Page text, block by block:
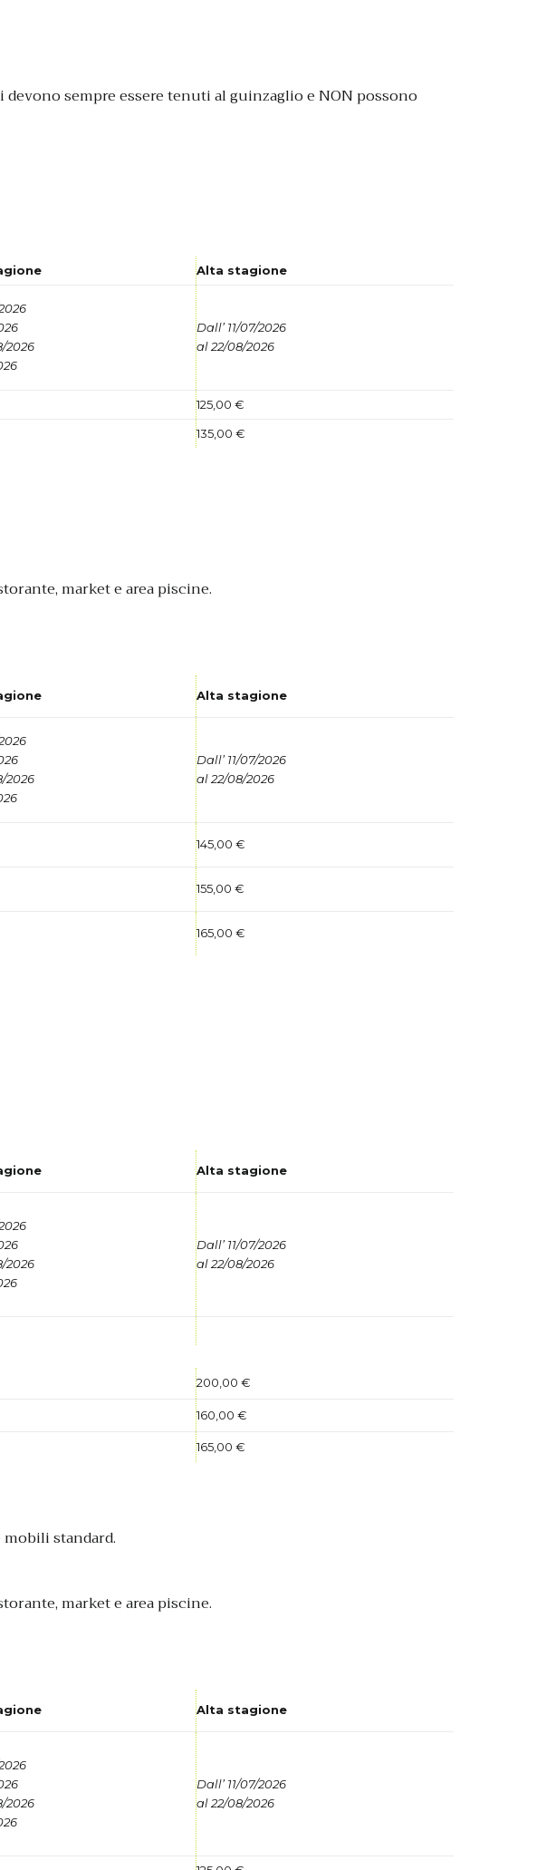
sempre essere tenuti al guinzaglio e NON possono
Alta stagione
2026
Dall’ 11/07/2026
al 22/08/2026
125,00 €
135,00 €
market e area piscine.
Alta stagione
2026
Dall’ 11/07/2026
al 22/08/2026
145,00 €
155,00 €
165,00 €
Alta stagione
2026
Dall’ 11/07/2026
al 22/08/2026
200,00 €
160,00 €
165,00 €
standard.
market e area piscine.
Alta stagione
2026
Dall’ 11/07/2026
al 22/08/2026